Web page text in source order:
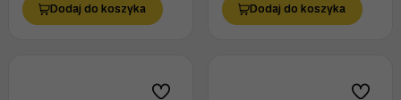
Dodaj do koszyka Dodaj do koszyka